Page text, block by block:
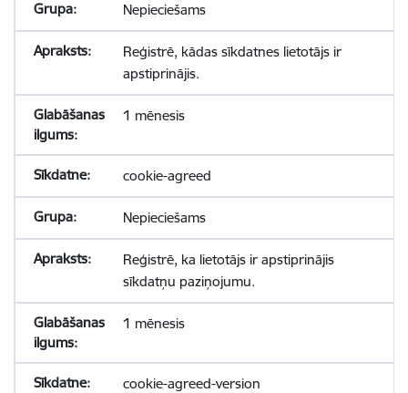
Nepieciešams
Reģistrē, kādas sīkdatnes lietotājs ir
apstiprinājis.
1 mēnesis
cookie-agreed
Nepieciešams
Reģistrē, ka lietotājs ir apstiprinājis
sīkdatņu paziņojumu.
1 mēnesis
cookie-agreed-version